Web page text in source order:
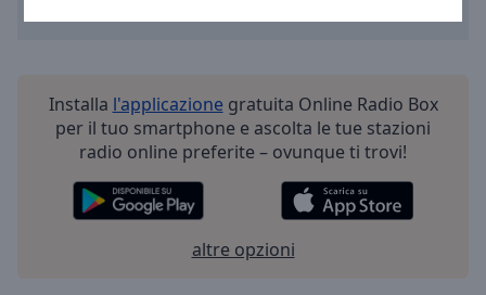
Installa l'applicazionegratuita Online Radio Box
per il tuo smartphone e ascolta le tue stazioni
radio online preferite – ovunque ti trovi!
altre opzioni